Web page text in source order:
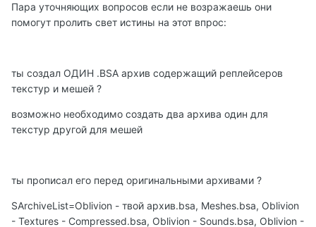
Пара уточняющих вопросов если не возражаешь они
помогут пролить свет истины на этот впрос:
ты создал ОДИН .BSA архив содержащий реплейсеров
текстур и мешей ?
возможно необходимо создать два архива один для
текстур другой для мешей
ты прописал его перед оригинальными архивами ?
SArchiveList=Oblivion - твой архив.bsa, Meshes.bsa, Oblivion
- Textures - Compressed.bsa, Oblivion - Sounds.bsa, Oblivion -